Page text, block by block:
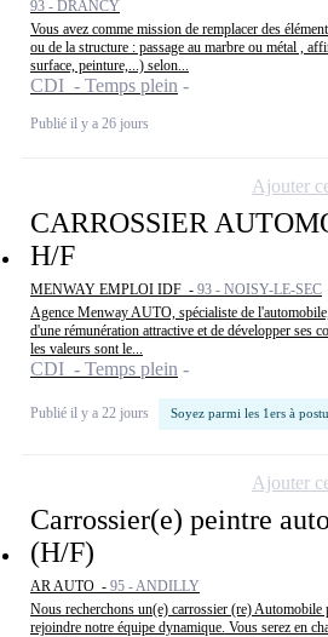
93 - DRANCY
Vous avez comme mission de remplacer des
ou de la structure : passage au marbre ou métal ,
surface, peinture,...) selon...
CDI - Temps plein
Publié il y a 26 jours
CARROSSIER
H/F
MENWAY EMPLOI IDF - 93 - NOISY-LE-SEC
Agence Menway AUTO, spécialiste de
d'une rémunération attractive et de développer ses
les valeurs sont le...
CDI - Temps plein
Publié il y a 22 jours Soyez parmi les 1ers à
Ajouter
Carrossier(e) peintre
(H/F)
AR AUTO - 95 - ANDILLY
Nous recherchons un(e) carrossier (re) Automobile
rejoindre notre équipe dynamique. Vous serez en
Ajouter